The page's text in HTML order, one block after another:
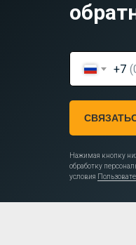
+7
Нажимая кнопку
обработку
условия